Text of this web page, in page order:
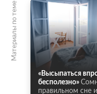
Материалы по теме
«Высыпаться
бесполезно»
правильном сне и